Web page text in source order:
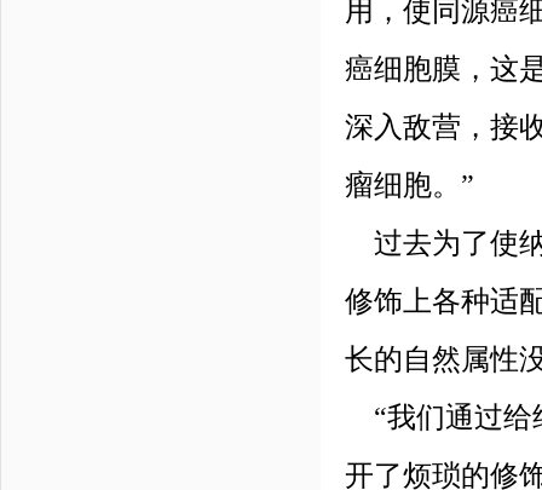
用，使同源癌
癌细胞膜，这
深入敌营，接
瘤细胞。”
过去为了使
修饰上各种适
长的自然属性
“我们通过给
开了烦琐的修